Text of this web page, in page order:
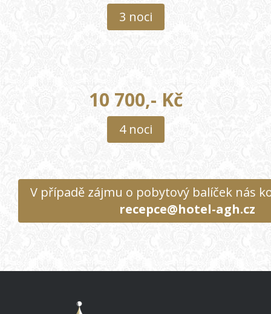
3 noci
10 700,- Kč
4 noci
V případě zájmu o pobytový balíček nás
recepce@hotel-agh.cz